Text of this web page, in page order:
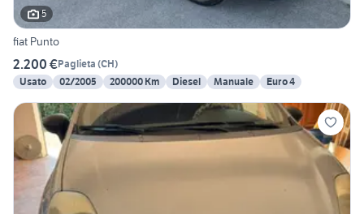
5
fiat Punto
2.200 €Paglieta (CH)
Usato
02/2005 200000 Km Diesel Manuale Euro 4